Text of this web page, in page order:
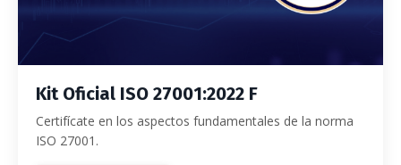
Kit Oficial ISO 27001:2022 F
Certifícate en los aspectos fundamentales de la norma
ISO 27001.